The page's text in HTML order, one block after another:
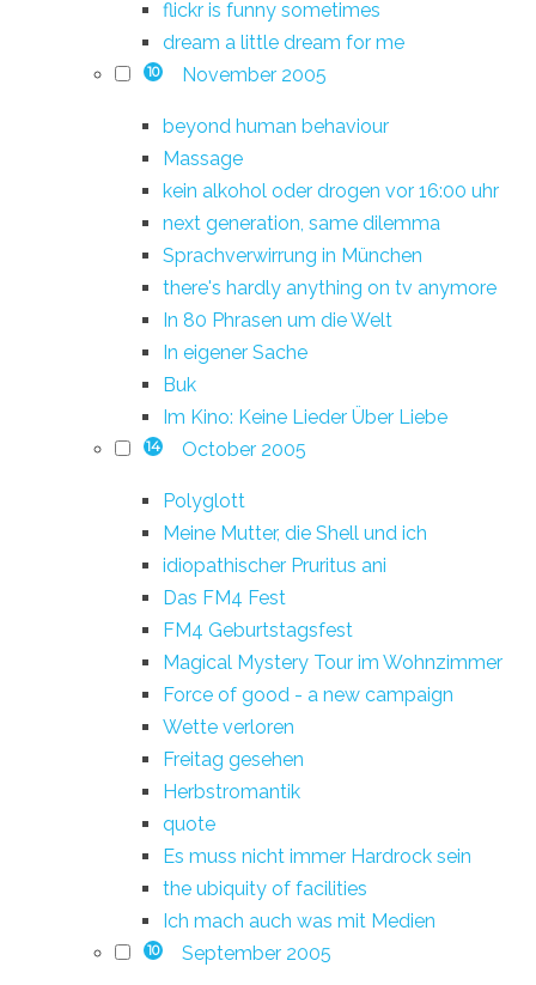
flickr is funny sometimes
dream a little dream for me
10 November 2005
beyond human behaviour
Massage
kein alkohol oder drogen vor 16:00 uhr
next generation, same dilemma
Sprachverwirrung in München
there's hardly anything on tv anymore
In 80 Phrasen um die Welt
In eigener Sache
Buk
Im Kino: Keine Lieder Über Liebe
14 October 2005
Polyglott
Meine Mutter, die Shell und ich
idiopathischer Pruritus ani
Das FM4 Fest
FM4 Geburtstagsfest
Magical Mystery Tour im Wohnzimmer
Force of good - a new campaign
Wette verloren
Freitag gesehen
Herbstromantik
quote
Es muss nicht immer Hardrock sein
the ubiquity of facilities
Ich mach auch was mit Medien
10 September 2005